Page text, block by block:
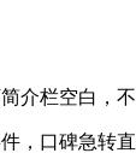
介栏空白，
，口碑急转直